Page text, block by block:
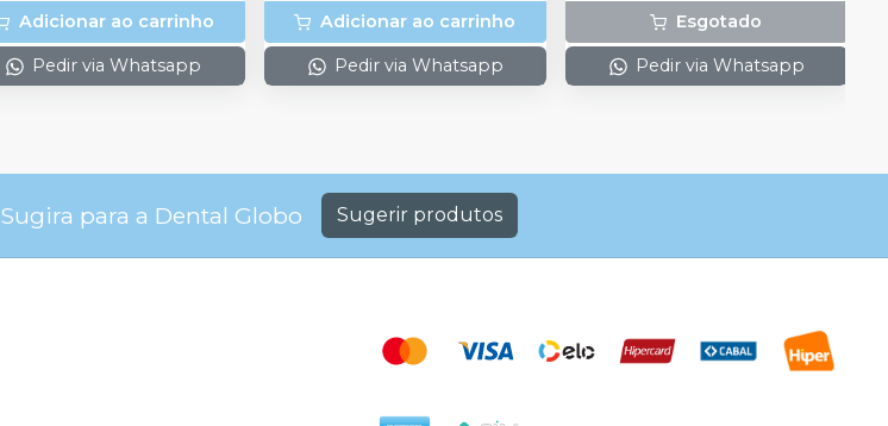
Adicionar ao carrinho
Pedir via Whatsapp
Adicionar ao carrinho
Pedir via Whatsapp
Esgotado
Pedir via Whatsapp
Sugira para a Dental Globo Sugerir produtos